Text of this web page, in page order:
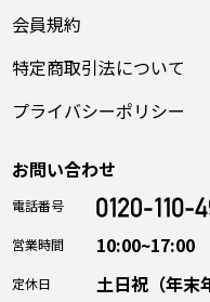
会員規約
特定商取引法について
プライバシーポリシー
お問い合わせ
電話番号
営業時間
10:00~17:00
定休日 土日祝（年末